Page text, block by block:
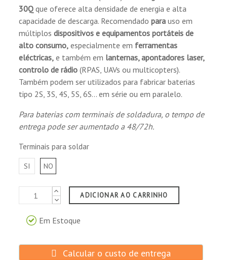
(2 reseñas)
30Q que oferece alta densidade de energia e alta
capacidade de descarga. Recomendadopara uso em
múltiplosdispositivos e equipamentos portáteis de
alto consumo, especialmente em ferramentas
eléctricas, e também em lanternas, apontadores laser,
controlo de rádio (RPAS, UAVs ou multicopters).
Também podem ser utilizados para fabricar baterias
tipo 2S, 3S, 4S, 5S, 6S... em série ou em paralelo.
Para baterias com terminais de soldadura, o tempo de
entrega pode ser aumentado a 48/72h.
Terminais para soldar
SI NO
ADICIONAR AO CARRINHO
Em Estoque
Calcular o custo de entrega